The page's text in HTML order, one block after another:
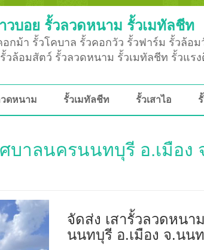
วบอย รั้วลวดหนาม รั้วเมทัลชีท
อกม้า รั้วโคบาล รั้วคอกวัว รั้วฟาร์ม รั้วล้อ
วล้อมสัตว์ รั้วลวดหนาม รั้วเมทัลชีท รั้วแรง
ดหนาม รั้วเมทัลชีท รั้วเสาไอ
บาลนครนนทบุรี อ.เมือง
จัดส่ง เสารั้วลวดหนา
นนทบุรี อ.เมือง จ.นน